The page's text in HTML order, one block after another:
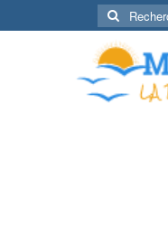
Rechercher
: